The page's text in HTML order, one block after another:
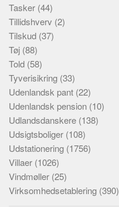
Tasker (44)
Tillidshverv (2)
Tilskud (37)
Tøj (88)
Told (58)
Tyverisikring (33)
Udenlandsk pant (22)
Udenlandsk pension (10)
Udlandsdanskere (138)
Udsigtsboliger (108)
Udstationering (1756)
Villaer (1026)
Vindmøller (25)
Virksomhedsetablering (390)